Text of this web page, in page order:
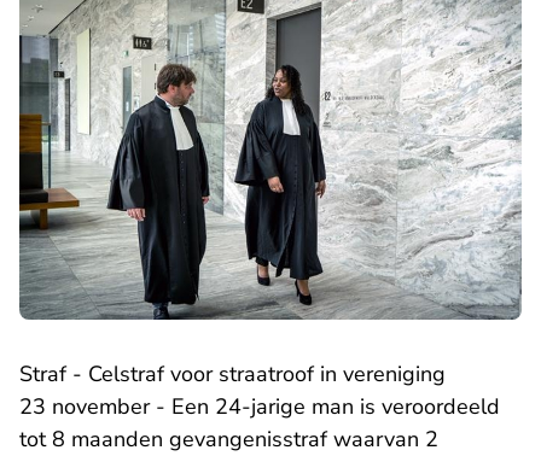
Straf - Celstraf voor straatroof in vereniging
23 november - Een 24-jarige man is veroordeeld
tot 8 maanden gevangenisstraf waarvan 2